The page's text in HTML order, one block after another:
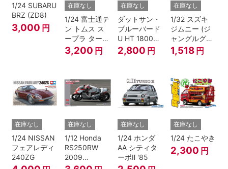
1/24 SUBARU
BRZ (ZD8)
3,000 円
在庫なし
1/24 富士通テ
ン トムス ス
ープラ ターボ
A70 1990
JTC
3,200 円
在庫なし
ダットサン・
ブルーバード
U HT 1800
SSS-E
2,800 円
在庫なし
1/32 スズキ
ジムニー (ジ
ャングルグリ
ー ン)
1,518 円
在庫なし
1/24 NISSAN
フェアレディ
240ZG
在庫なし
1/12 Honda
RS250RW
2009
WGP250
在庫なし
1/24 ホンダ
AA シティタ
ーボⅡ '85
在庫なし
1/24 たこやき
2,300 円